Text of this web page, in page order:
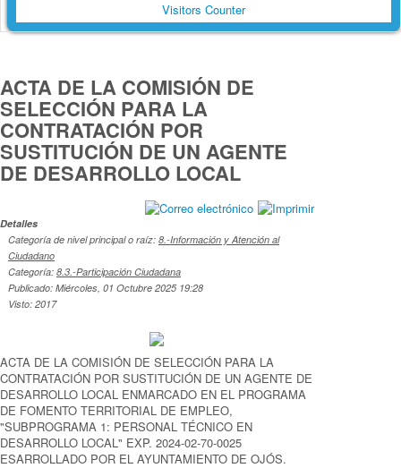
Visitors Counter
ACTA DE LA COMISIÓN DE
SELECCIÓN PARA LA
CONTRATACIÓN POR
SUSTITUCIÓN DE UN AGENTE
DE DESARROLLO LOCAL
Detalles
Categoría de nivel principal o raíz: 8.-Información y Atención al
Ciudadano
Categoría: 8.3.-Participación Ciudadana
Publicado: Miércoles, 01 Octubre 2025 19:28
Visto: 2017
ACTA DE LA COMISIÓN DE SELECCIÓN PARA LA
CONTRATACIÓN POR SUSTITUCIÓN DE UN AGENTE DE
DESARROLLO LOCAL ENMARCADO EN EL PROGRAMA
DE FOMENTO TERRITORIAL DE EMPLEO,
"SUBPROGRAMA 1: PERSONAL TÉCNICO EN
DESARROLLO LOCAL" EXP. 2024-02-70-0025
ESARROLLADO POR EL AYUNTAMIENTO DE OJÓS.